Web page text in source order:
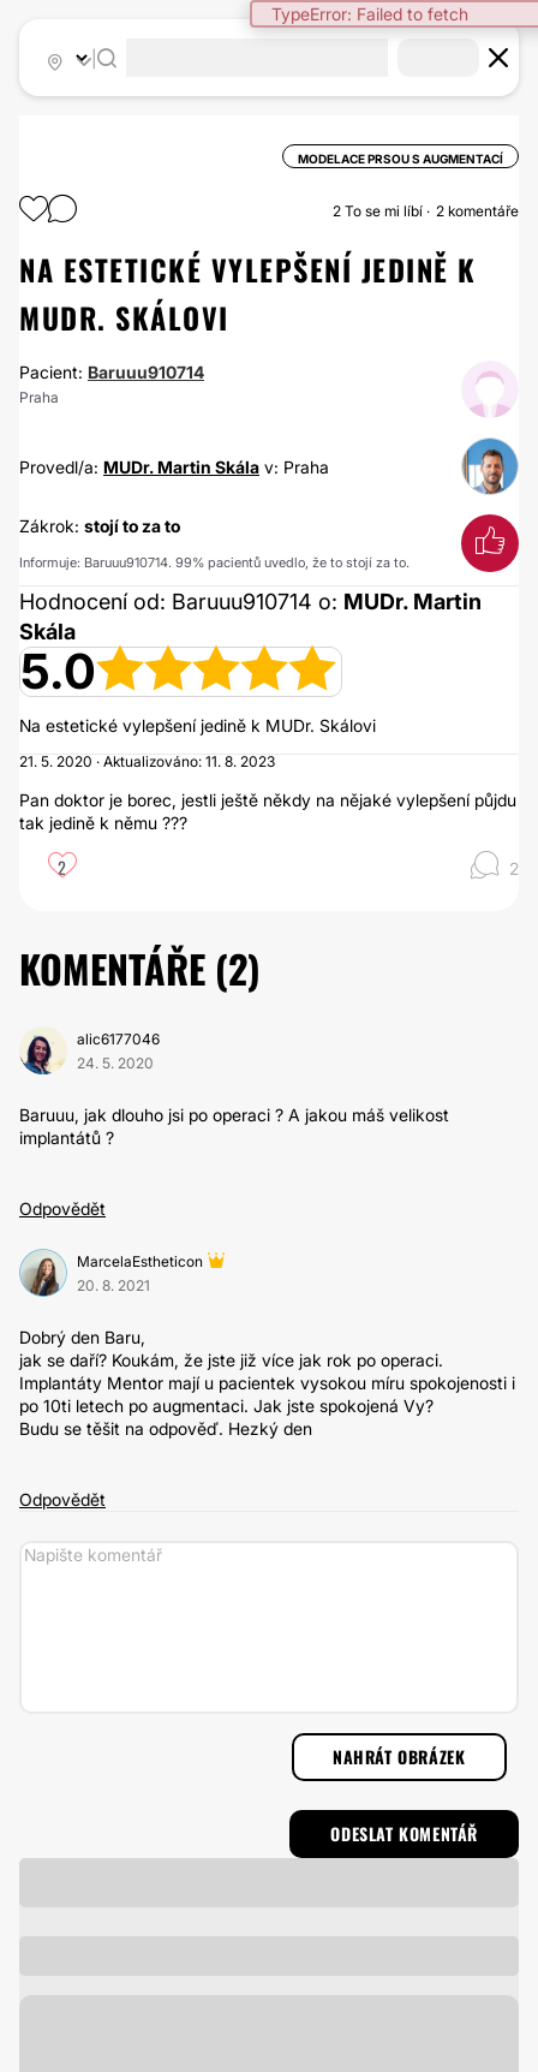
TypeError: Failed to fetch
MODELACE PRSOU S AUGMENTACÍ
2 To se mi líbí 2 komentáře
NA ESTETICKÉ VYLEPŠENÍ JEDINĚ K
MUDR. SKÁLOVI
Pacient: Baruuu910714
Praha
Provedl/a: MUDr. Martin Skála v: Praha
Zákrok: stojí to za to
Informuje: Baruuu910714. 99% pacientů uvedlo, že to stojí za to.
Hodnocení od: Baruuu910714 o: MUDr. Martin
Skála
5.0
Na estetické vylepšení jedině k MUDr. Skálovi
21. 5. 2020 · Aktualizováno: 11. 8. 2023
Pan doktor je borec, jestli ještě někdy na nějaké vylepšení půjdu
tak jedině k němu ???
2 2
KOMENTÁŘE (2)
alic6177046
24. 5. 2020
Baruuu, jak dlouho jsi po operaci ? A jakou máš velikost
implantátů ?
Odpovědět
MarcelaEstheticon
20. 8. 2021
Dobrý den Baru,
jak se daří? Koukám, že jste již více jak rok po operaci.
Implantáty Mentor mají u pacientek vysokou míru spokojenosti i
po 10ti letech po augmentaci. Jak jste spokojená Vy?
Budu se těšit na odpověď. Hezký den
Odpovědět
NAHRÁT OBRÁZEK